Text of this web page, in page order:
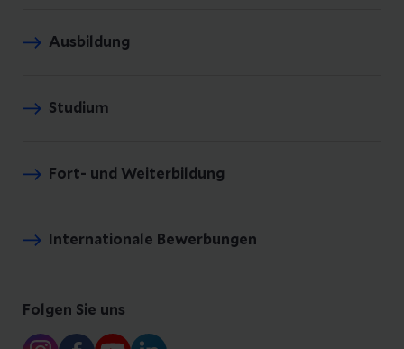
Ausbildung
Studium
Fort- und Weiterbildung
Internationale Bewerbungen
Folgen Sie uns